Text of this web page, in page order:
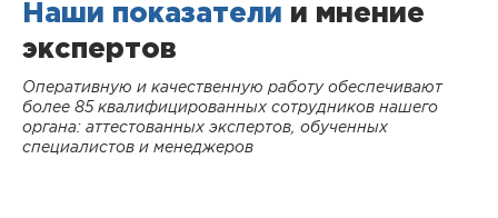
Наши показатели и мнение
экспертов
Оперативную и качественную работу обеспечивают
более 85 квалифицированных сотрудников нашего
органа: аттестованных экспертов, обученных
специалистов и менеджеров